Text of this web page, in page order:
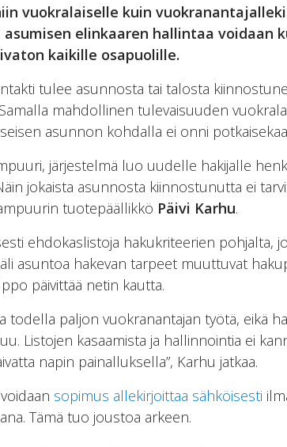
vuokralaiselle kuin
elinkaaren hallintaa voidaan
kaikille osapuolille.
tulee asunnosta tai talosta
mahdollinen tulevaisuuden
asunnon kohdalla ei onni
järjestelmä luo uudelle hakijalle
jokaista asunnosta kiinnostunutta ei
tuotepäällikkö Päivi Karhu.
ehdokaslistoja hakukriteerien pohjalta,
asuntoa hakevan tarpeet muuttuvat
päivittää netin kautta.
todella paljon vuokranantajan työtä, eikä
Listojen kasaamista ja hallinnointia ei
napin painalluksella”, Karhu jatkaa.
sopimus allekirjoittaa sähköisesti
Tämä tuo joustoa arkeen.